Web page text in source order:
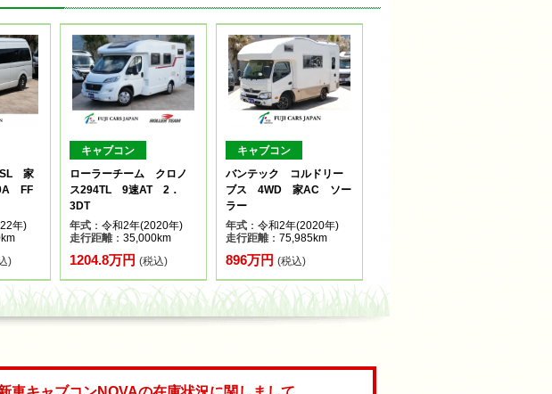
SL 家
FF
年)
)
キャブコン
ローラーチーム クロノ
ス294TL 9速AT 2．
3DT
年式 ：令和2年(2020年)
走行距離：35,000km
1204.8万円 (税込)
キャブコン
バンテック コルドリー
ブス 4WD 家AC ソー
ラー
年式 ：令和2年(2020年)
走行距離：75,985km
896万円 (税込)